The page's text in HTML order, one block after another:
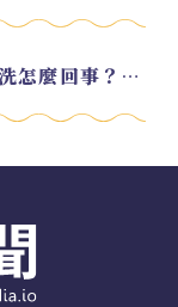
EP.213 川普大攪局：袋鼠市上沖下洗怎麼回事？feat. Alvin